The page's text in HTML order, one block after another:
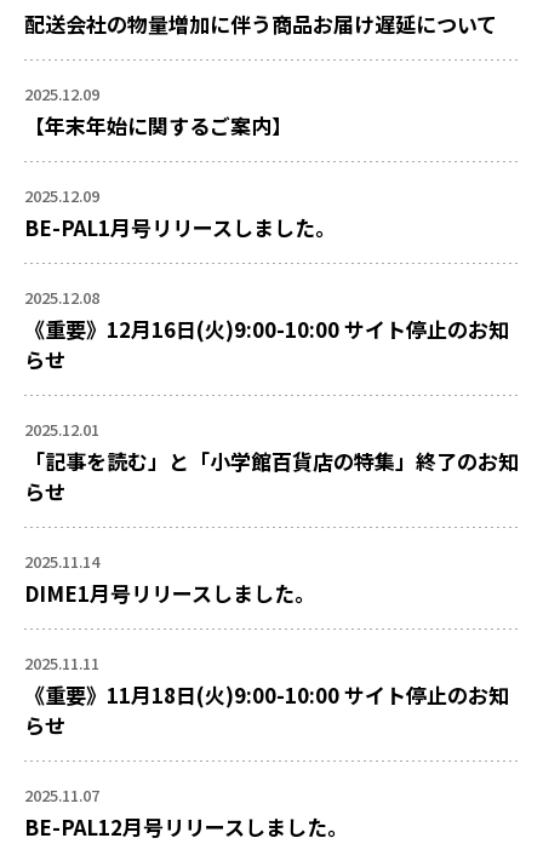
配送会社の物量増加に伴う商品お届け遅延について
2025.12.09
【年末年始に関するご案内】
2025.12.09
BE-PAL1月号リリースしました。
2025.12.08
《重要》12月16日(火)9:00-10:00 サイト停止のお知
らせ
2025.12.01
「記事を読む」と「小学館百貨店の特集」終了のお知
らせ
2025.11.14
DIME1月号リリースしました。
2025.11.11
《重要》11月18日(火)9:00-10:00 サイト停止のお知
らせ
2025.11.07
BE-PAL12月号リリースしました。